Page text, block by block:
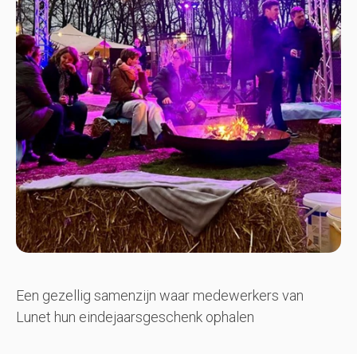
Een gezellig samenzijn waar medewerkers van
Lunet hun eindejaarsgeschenk ophalen